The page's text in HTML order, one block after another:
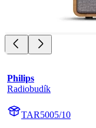
Philips
Radiobudík
TAR5005/10